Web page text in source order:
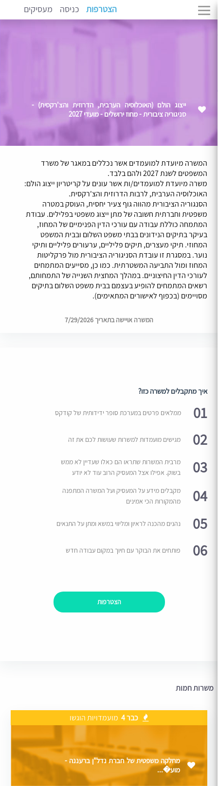
הצטרפות כניסה מעסיקים
ייצוג הולם (האוכלוסיה הערבית, הדרוזית והצ'רקסית) -
סניגוריה ציבורית - מחוז ירושלים - מועדי 2027
המשרה מיועדת למועמדים אשר נכללים במאגר של משרד
המשפטים לשנת 2027 ולהם בלבד.
משרה מיועדת למועמדים/ות אשר עונים על קריטריון ייצוג הולם:
האוכלוסיה הערבית, לרבות הדרוזית והצ'רקסית.
הסנגוריה הציבורית מהווה גוף צעיר יחסית, העוסק במטרה
משפטית וחברתית חשובה של מתן ייצוג משפטי בפלילים. עבודת
המתמחה כוללת עבודה עם עורכי הדין הפנימיים של המחוז,
בעיקר בתיקים הנידונים בבתי משפט השלום ובבית המשפט
המחוזי. תיקי מעצרים, תיקים פליליים, ערעורים פליליים ותיקי
נוער. במסגרת זו עובדת הסניגוריה הציבורית מול פרקליטות
המחוז ומול התביעה המשטרתית. כמו כן, מסייעים המתמחים
לעורכי הדין החיצוניים. במהלך המחצית השנייה של התמחותם,
רשאים המתמחים להופיע בעצמם בבית משפט השלום בתיקים
מסויימים (בכפוף לאישורים המתאימים).
המשרה אויישה בתאריך 7/29/2026
איך מתקבלים למשרה כזו?
01 ממלאים פרטים במערכת סופר ידידותית של קודקס
02 מגישים מועמדות למשרות שעושות לכם את זה
03
מרבית המשרות שתראו הם כאלו שעדיין לא ממש
בשוק. אפילו אצל המעסיק הרוב עוד לא יודע
04
מקבלים מידע על המעסיק ועל המשרה המתפנה
מהמקורות הכי אמינים
05 נהנים מהכנה לראיון ומליווי במשא ומתן על התנאים
06 פותחים את הבוקר עם חיוך במקום עבודה חדש
הצטרפות
משרות חמות
כבר 4 מועמדויות הוגשו
מחלקה משפטית של חברת נדל"ן ברעננה -
מוע�...